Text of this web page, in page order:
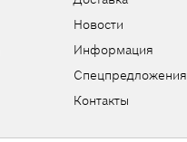
Новости
Информация
Спецпредложения
Контакты